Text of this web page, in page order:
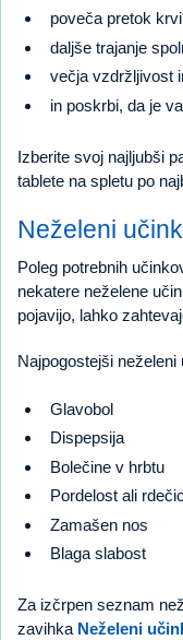
poveča pretok
daljše trajanje
večja vzdržljivost
in poskrbi, da je
Izberite svoj najljubši
tablete na spletu po
Neželeni
Poleg potrebnih
nekatere neželene
pojavijo, lahko
Najpogostejši
Glavobol
Dispepsija
Bolečine v hrbtu
Pordelost ali
Zamašen nos
Blaga slabost
Za izčrpen seznam
zavihka Neželeni